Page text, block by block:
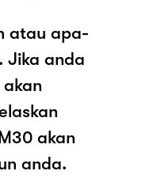
atau apa-
Jika anda
akan
anda.